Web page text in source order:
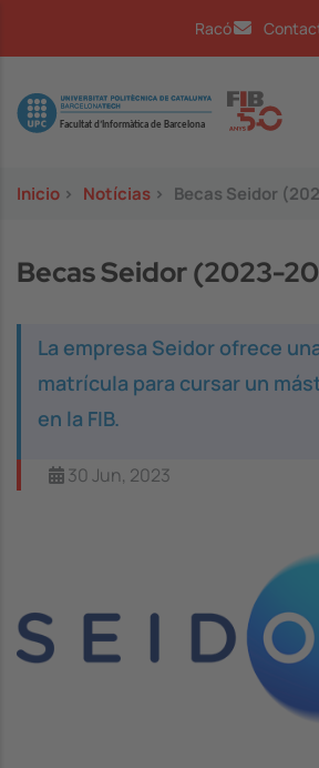
Racó
Image
Inicio > Notícias > Becas Seidor
Becas Seidor (2023-
La empresa Seidor ofrece
matrícula para cursar un
en la FIB.
30 Jun, 2023